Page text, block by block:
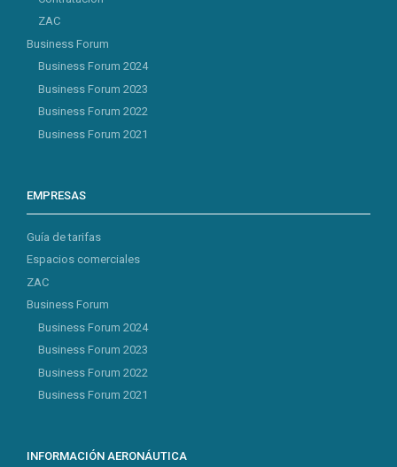
ZAC
Business Forum
Business Forum 2024
Business Forum 2023
Business Forum 2022
Business Forum 2021
EMPRESAS
Guía de tarifas
Espacios comerciales
ZAC
Business Forum
Business Forum 2024
Business Forum 2023
Business Forum 2022
Business Forum 2021
INFORMACIÓN AERONÁUTICA